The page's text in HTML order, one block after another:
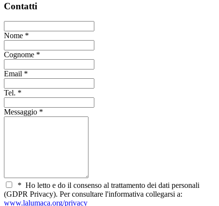
Contatti
Nome *
Cognome *
Email *
Tel. *
Messaggio *
* Ho letto e do il consenso al trattamento dei dati personali
(GDPR Privacy). Per consultare l'informativa collegarsi a:
www.lalumaca.org/privacy